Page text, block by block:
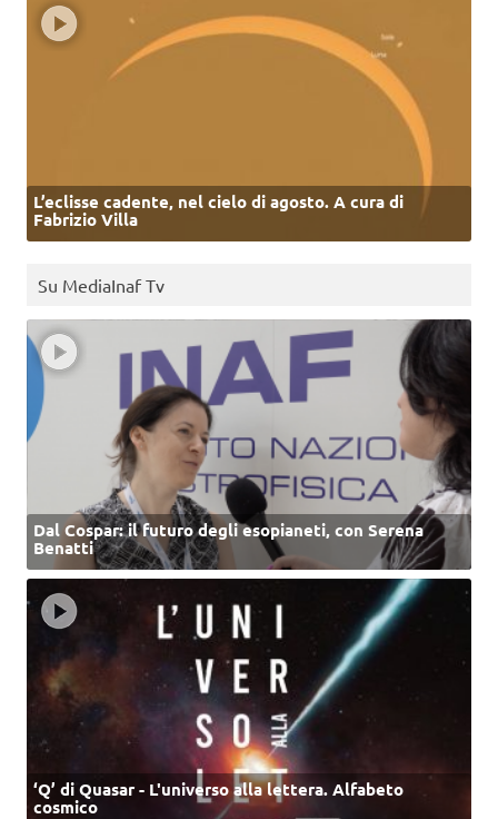
L’eclisse cadente, nel cielo di agosto. A cura di
Fabrizio Villa
Su MediaInaf Tv
Dal Cospar: il futuro degli esopianeti, con Serena
Benatti
‘Q’ di Quasar - L'universo alla lettera. Alfabeto
cosmico